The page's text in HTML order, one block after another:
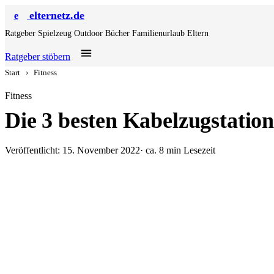
e elternetz.de
Ratgeber Spielzeug Outdoor Bücher Familienurlaub Eltern
Ratgeber stöbern
Start › Fitness
Fitness
Die 3 besten
Veröffentlicht: 15. November 2022· ca. 8 min Lesezeit